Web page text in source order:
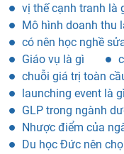
vị thế cạnh tranh là
Mô hình doanh thu
có nên học nghề
Giáo vụ là gì
chuỗi giá trị toàn
launching event là gì
GLP trong ngành
Nhược điểm của
Du học Đức nên